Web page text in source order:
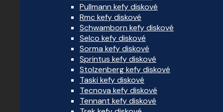
Pullmann kefy diskové
Rmc kefy diskové
Schwamborn kefy diskové
Selco kefy diskové
Sorma kefy diskové
Sprintus kefy diskové
Stolzenberg kefy diskové
Taski kefy diskové
Tecnova kefy diskové
Tennant kefy diskové